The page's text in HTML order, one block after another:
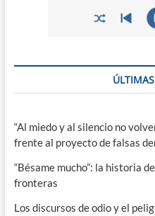
“Al miedo y al silencio no
frente al proyecto de falsas
“Bésame mucho”: la historia
fronteras
Los discursos de odio y el